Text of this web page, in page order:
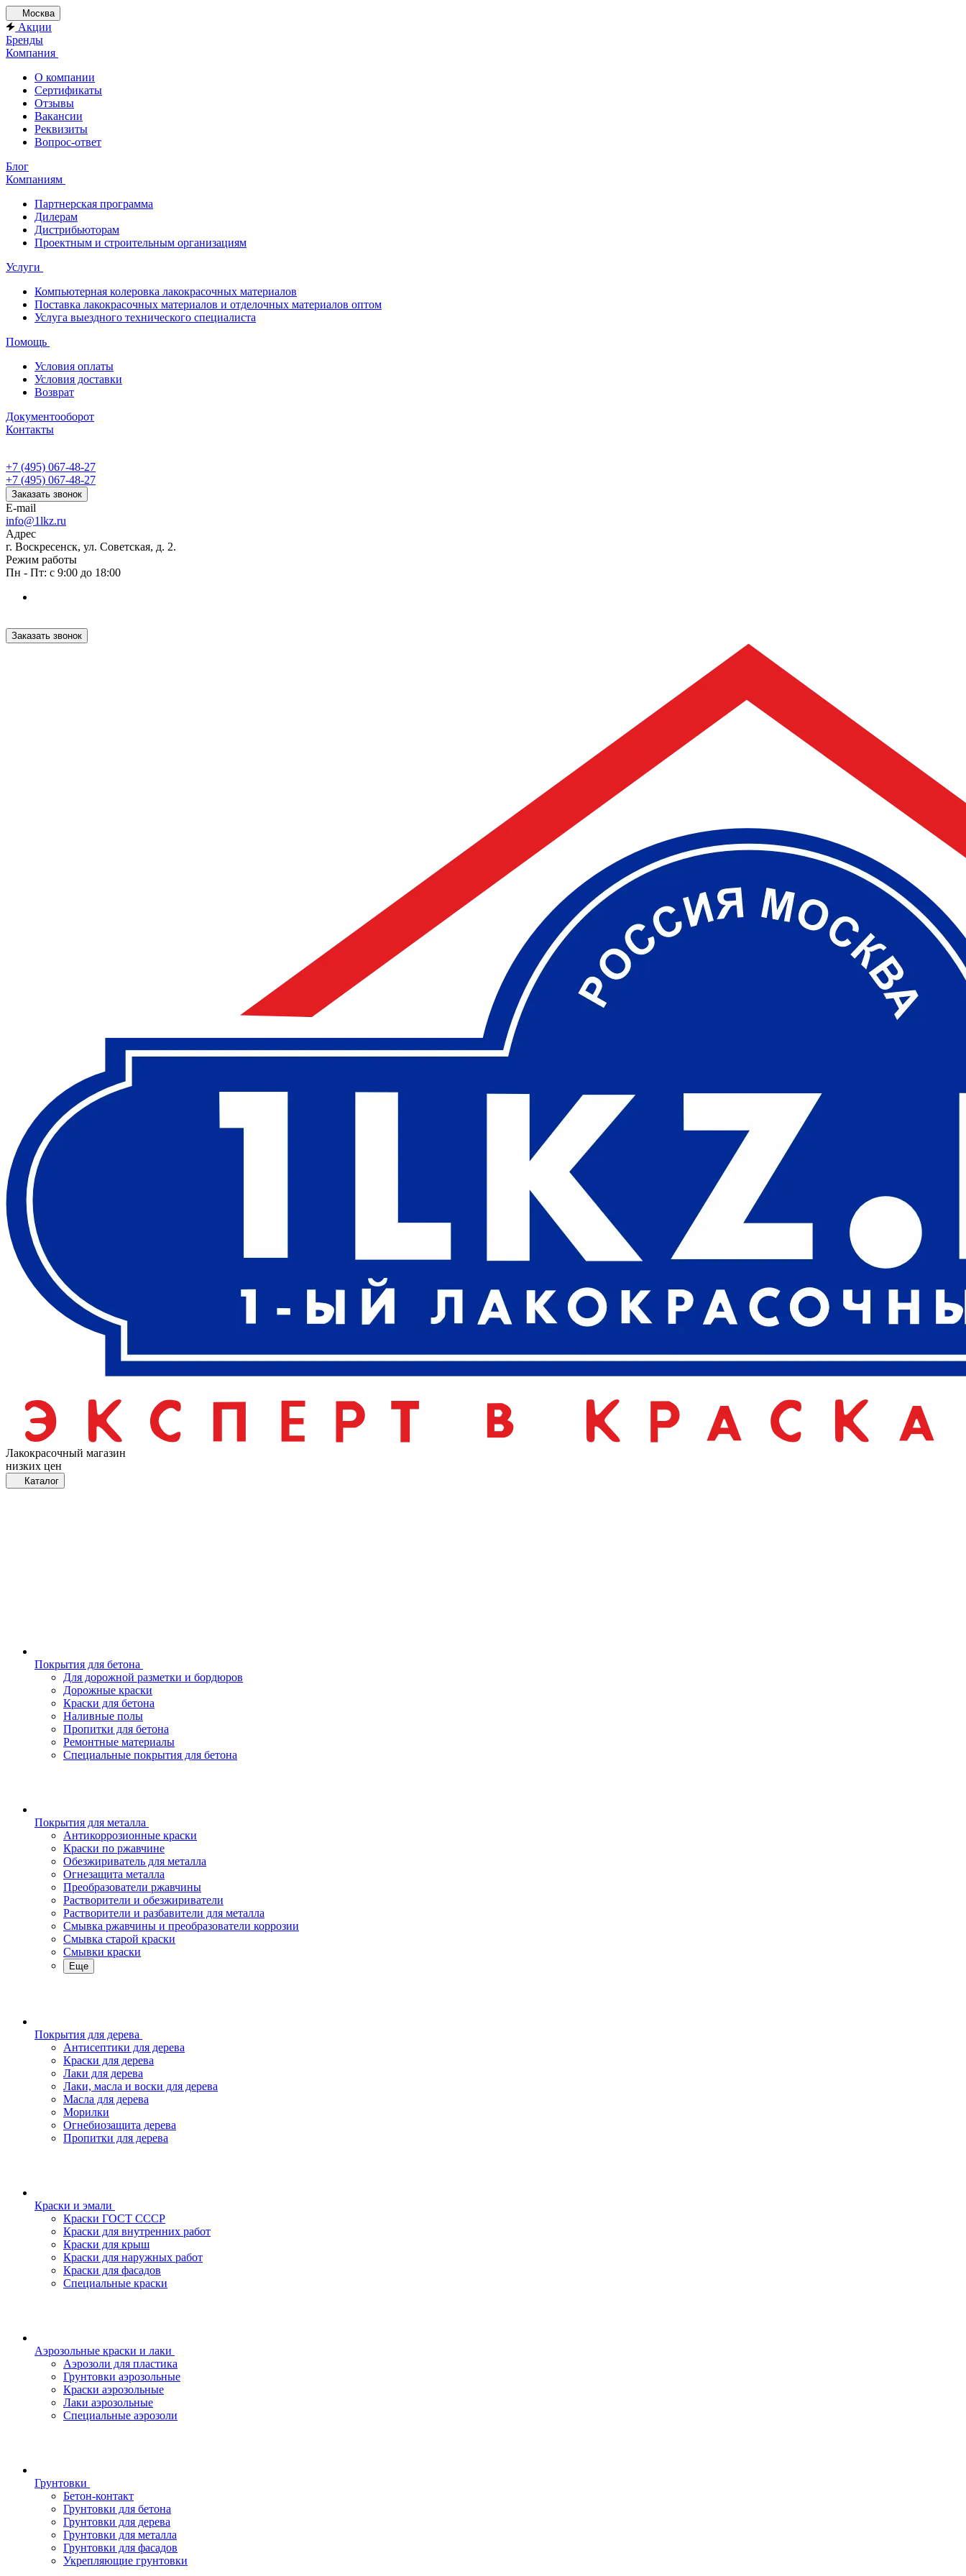
Москва
Акции
Бренды
Компания
О компании
Сертификаты
Отзывы
Вакансии
Реквизиты
Вопрос-ответ
Блог
Компаниям
Партнерская программа
Дилерам
Дистрибьюторам
Проектным и строительным организациям
Услуги
Компьютерная колеровка лакокрасочных материалов
Поставка лакокрасочных материалов и отделочных материалов оптом
Услуга выездного технического специалиста
Помощь
Условия оплаты
Условия доставки
Возврат
Документооборот
Контакты
+7 (495) 067-48-27
+7 (495) 067-48-27
Заказать звонок
E-mail
info@1lkz.ru
Адрес
г. Воскресенск, ул. Советская, д. 2.
Режим работы
Пн - Пт: с 9:00 до 18:00
Заказать звонок
Лакокрасочный магазин
низких цен
Каталог
Покрытия для бетона
Для дорожной разметки и бордюров
Дорожные краски
Краски для бетона
Наливные полы
Пропитки для бетона
Ремонтные материалы
Специальные покрытия для бетона
Покрытия для металла
Антикоррозионные краски
Краски по ржавчине
Обезжириватель для металла
Огнезащита металла
Преобразователи ржавчины
Растворители и обезжириватели
Растворители и разбавители для металла
Смывка ржавчины и преобразователи коррозии
Смывка старой краски
Смывки краски
Еще
Покрытия для дерева
Антисептики для дерева
Краски для дерева
Лаки для дерева
Лаки, масла и воски для дерева
Масла для дерева
Морилки
Огнебиозащита дерева
Пропитки для дерева
Краски и эмали
Краски ГОСТ СССР
Краски для внутренних работ
Краски для крыш
Краски для наружных работ
Краски для фасадов
Специальные краски
Аэрозольные краски и лаки
Аэрозоли для пластика
Грунтовки аэрозольные
Краски аэрозольные
Лаки аэрозольные
Специальные аэрозоли
Грунтовки
Бетон-контакт
Грунтовки для бетона
Грунтовки для дерева
Грунтовки для металла
Грунтовки для фасадов
Укрепляющие грунтовки